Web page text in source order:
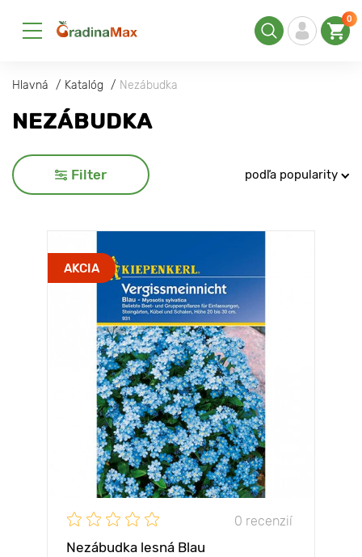
0
Hlavná Katalóg Nezábudka
NEZÁBUDKA
Filter podľa popularity
AKCIA
0 recenzií
Nezábudka lesná Blau